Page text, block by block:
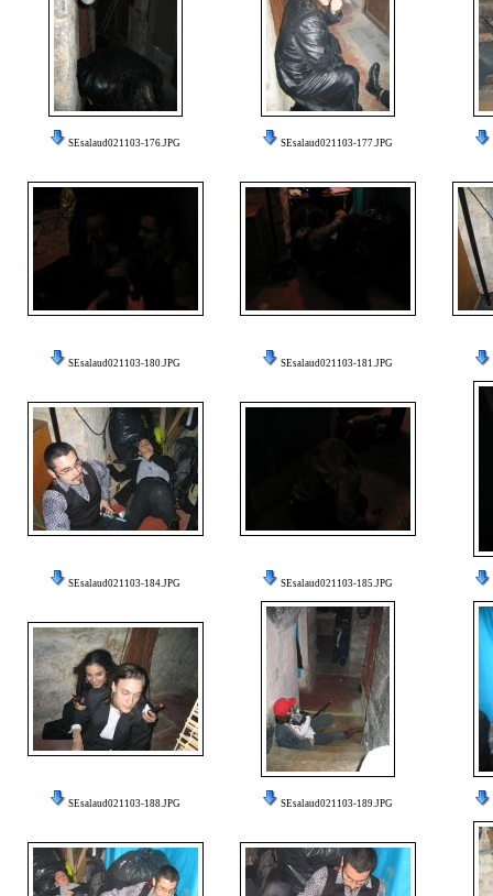
SEsalaud021103-176.JPG SEsalaud021103-177.JPG
SEsalaud021103-180.JPG SEsalaud021103-181.JPG
SEsalaud021103-184.JPG SEsalaud021103-185.JPG
SEsalaud021103-188.JPG SEsalaud021103-189.JPG